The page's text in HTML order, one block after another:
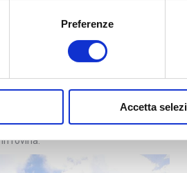
Preferenze
Accetta
per essere una delle nazioni più ricche
a caso, il paese ama definirsiEl corazòn
tutto il Centro America, un autentico
rovina.